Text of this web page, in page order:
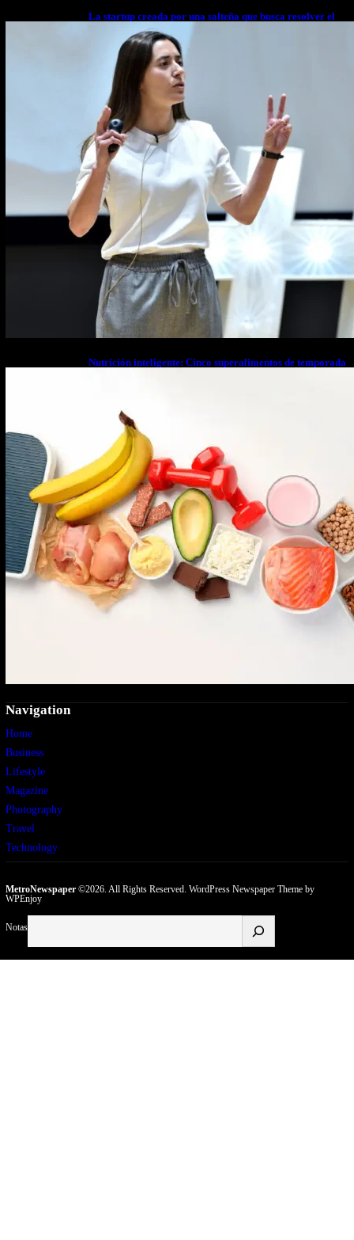
La startup creada por una salteña que busca resolver el
estrés financiero en Latinoamérica
Nutrición inteligente: Cinco superalimentos de temporada
Navigation
Home
Business
Lifestyle
Magazine
Photography
Travel
Technology
MetroNewspaper©2026. All Rights Reserved. WordPress Newspaper Themeby
WPEnjoy
Notas